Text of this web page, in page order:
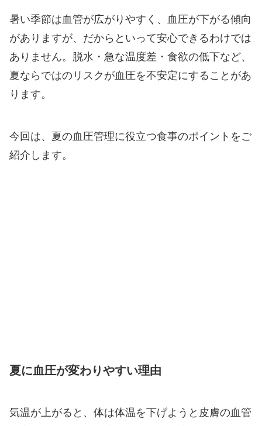
暑い季節は血管が広がりやすく、血圧が下がる傾向
がありますが、だからといって安心できるわけでは
ありません。脱水・急な温度差・食欲の低下など、
夏ならではのリスクが血圧を不安定にすることがあ
ります。
今回は、夏の血圧管理に役立つ食事のポイントをご
紹介します。
夏に血圧が変わりやすい理由
気温が上がると、体は体温を下げようと皮膚の血管